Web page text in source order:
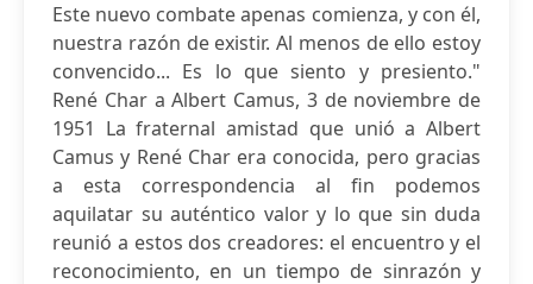
Este nuevo combate apenas comienza, y con él,
nuestra razón de existir. Al menos de ello estoy
convencido... Es lo que siento y presiento."
René Char a Albert Camus, 3 de noviembre de
1951 La fraternal amistad que unió a Albert
Camus y René Char era conocida, pero gracias
a esta correspondencia al fin podemos
aquilatar su auténtico valor y lo que sin duda
reunió a estos dos creadores: el encuentro y el
reconocimiento, en un tiempo de sinrazón y